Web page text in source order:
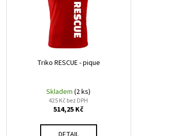
Triko RESCUE - pique
Skladem(2 ks)
425 Kč bez DPH
514,25 Kč